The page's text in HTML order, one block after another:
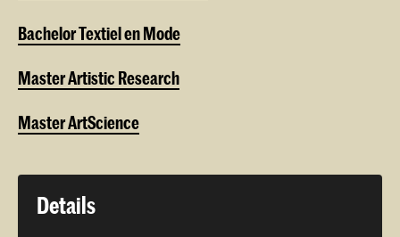
Bachelor Textiel en Mode
Master Artistic Research
Master ArtScience
Details